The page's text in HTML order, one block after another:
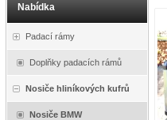
Nabídka
Padací rámy
Doplňky padacích rámů
Nosiče hliníkových kufrů
Nosiče BMW